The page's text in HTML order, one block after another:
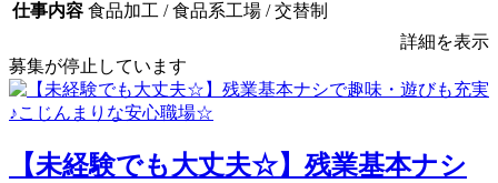
仕事内容 食品加工 / 食品系工場 / 交替制
詳細を表示
募集が停止しています
【未経験でも大丈夫☆】残業基本ナシ